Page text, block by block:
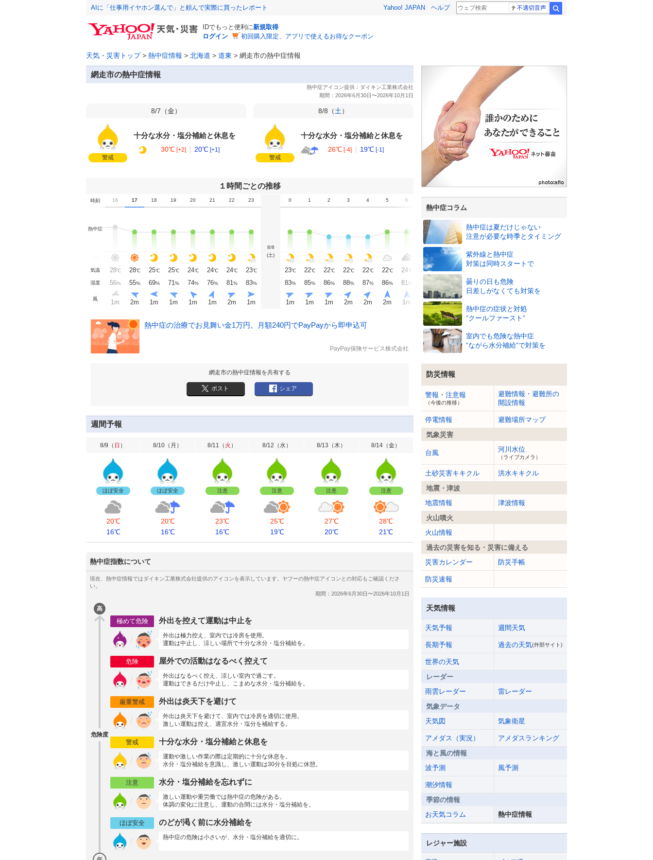
AIに「仕事用イヤホン選んで」と頼んで実際に買ったレポート Yahoo! JAPAN ヘルプ 不適切音声
IDでもっと便利に新規取得
ログイン
初回購入限定、アプリで使えるお得なクーポン
天気・災害トップ> 熱中症情報 > 北海道 > 道東 > 網走市の熱中症情報
網走市の熱中症情報
8/7（金）
警戒
十分な水分・塩分補給と休息を
30℃ [+2] 20℃ [+1]
8/8（土）
警戒
十分な水分・塩分補給と休息を
26℃ [-4] 19℃ [-1]
１時間ごとの推移
時刻
15 16 17 18 19 20 21 22 23
8/8
(土)
0 1 2 3 4 5 6
熱中症
気温
28℃ 28℃ 28℃ 25℃ 25℃ 24℃ 24℃ 24℃ 23℃ 23℃ 22℃ 22℃ 22℃ 22℃ 22℃ 24℃ 25℃ 25℃ 25
湿度
57% 56% 55% 69% 71% 74% 76% 81% 83% 83% 85% 86% 88% 87% 86% 81% 78 76% 79% 79% 79%
風
3m 1 m 2m 1m 1m 1m 1m 2m 1m 1m 1m 1m 2m 2m 2m 1 m 1m 2m 4
熱中症の治療でお見舞い金1万円。月額240円でPayPayから即申込可
PayPay保険サービス株式会社
網走市の熱中症情報を共有する
ポスト シェア
週間予報
8/9 （ 日 ）
ほぼ安全
20℃
16℃
8/10（ 月 ）
ほぼ安全
20℃
16℃
8/11 （ 火 ）
注意
23℃
16℃
8/12 （水）
注意
25℃
19℃
8/13 （木）
注意
27℃
20℃
8/14 （金）
注意
28℃
21℃
熱中症指数について
高
危険度
極めて危険 外出を控えて運動は中止を
外出は極力控え、室内では冷房を使用。
運動は中止し、涼しい場所で十分な水分・塩分補給を。
危険 屋外での活動はなるべく控えて
外出はなるべく控え、涼しい室内で過ごす。
運動はできるだけ中止し、こまめな水分・塩分補給を。
厳重警戒 外出は炎天下を避けて
外出は炎天下を避けて、室内では冷房を適切に使用。
激しい運動は控え、適宜水分・塩分を補給する。
警戒 十分な水分・塩分補給と休息を
運動や激しい作業の際は定期的に十分な休息を。
水分・塩分補給を意識し、激しい運動は30分を目処に休憩。
注意 水分・塩分補給を忘れずに
激しい運動や重労働では熱中症の危険がある。
体調の変化に注意し、運動の合間には水分・塩分補給を。
ほぼ安全 のどが渇く前に水分補給を
熱中症の危険は小さいが、水分・塩分補給を適切に。
熱中症コラム
熱中症は夏だけじゃない
注意が必要な時季とタイミング
紫外線と熱中症
対策は同時スタートで
曇りの日も危険
日差しがなくても対策を
熱中症の症状と対処
”クールファースト”
室内でも危険な熱中症
”ながら水分補給”で対策を
防災情報
警報・注意報
（今後の推移）
避難情報・避難所の
開設情報
停電情報
避難場所マップ
気象災害
台風 河川水位
（ライブカメラ）
土砂災害キキクル
洪水キキクル
地震・津波
地震情報
津波情報
火山噴火
火山情報
過去の災害を知る・災害に備える
災害カレンダー
防災手帳
防災速報
天気情報
天気予報 週間天気
長期予報 過去の天気(外部サイト)
世界の天気
レーダー
雨雲レーダー
雷レーダー
気象データ
天気図
気象衛星
アメダス（実況）
アメダスランキング
海と風の情報
波予測
風予測
潮汐情報
季節の情報
お天気コラム
熱中症情報
レジャー施設